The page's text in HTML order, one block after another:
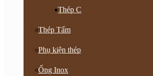
Thép C
Thép Tấm
Phụ kiện thép
Ống Inox